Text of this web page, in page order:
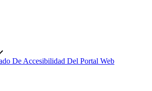
De Accesibilidad Del Portal Web